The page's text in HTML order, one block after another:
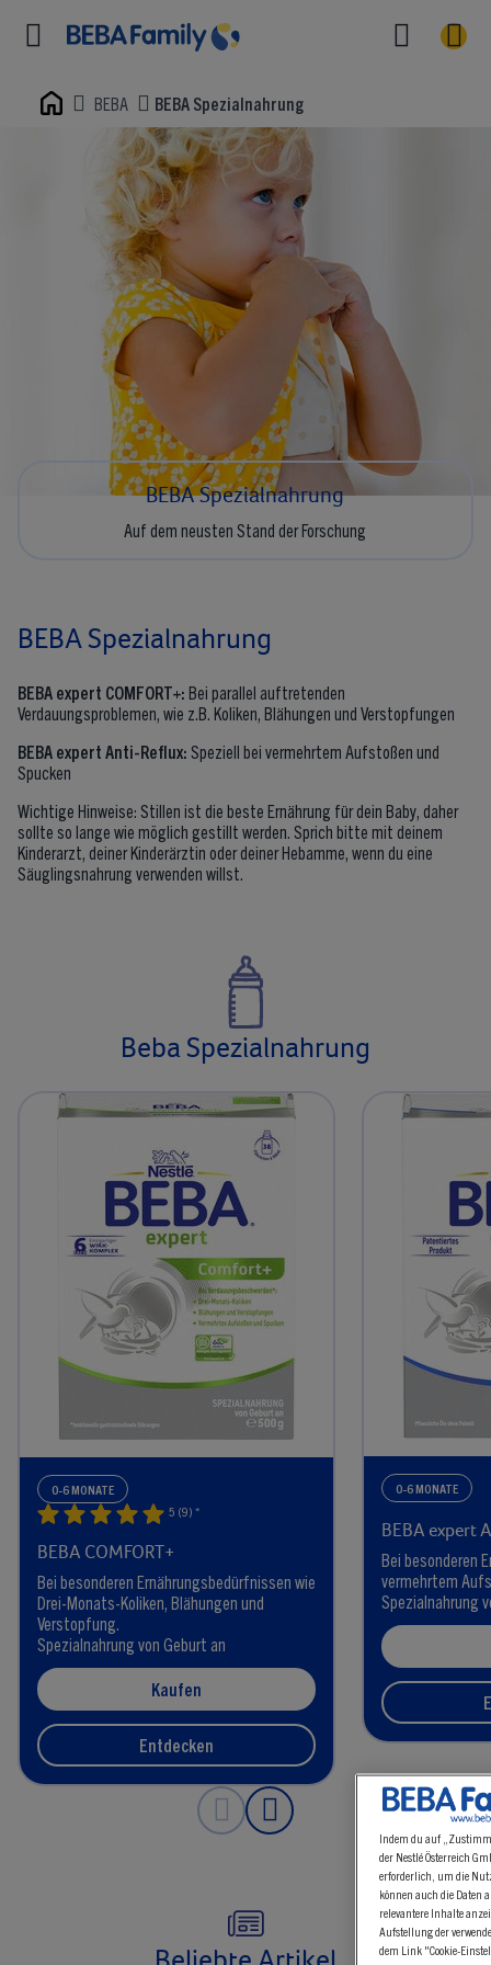
Home BEBA BEBA Spezialnahrung
BEBA Spezialnahrung
Auf dem neusten Stand der Forschung
BEBA Spezialnahrung
BEBA expert COMFORT+: Bei parallel auftretenden
Verdauungsproblemen, wie z.B. Koliken, Blähungen und Verstopfungen
BEBA expert Anti-Reflux: Speziell bei vermehrtem Aufstoßen und
Spucken
Wichtige Hinweise: Stillen ist die beste Ernährung für dein Baby, daher
sollte so lange wie möglich gestillt werden. Sprich bitte mit deinem
Kinderarzt, deiner Kinderärztin oder deiner Hebamme, wenn du eine
Säuglingsnahrung verwenden willst.
Beba Spezialnahrung​
0-6 MONATE
5 (9) *
BEBA COMFORT+
Bei besonderen Ernährungsbedürfnissen wie​
Drei-Monats-Koliken, Blähungen und
Verstopfung.​
Spezialnahrung von Geburt an​
Kaufen
Entdecken
0-6 MONATE
BEBA expert
Bei besonderen
vermehrtem
Spezialnahrung
Indem du auf
der Nestlé Österreich
erforderlich, um die
können auch die Daten
relevantere Inhalte
Aufstellung der
dem Link "Cookie-